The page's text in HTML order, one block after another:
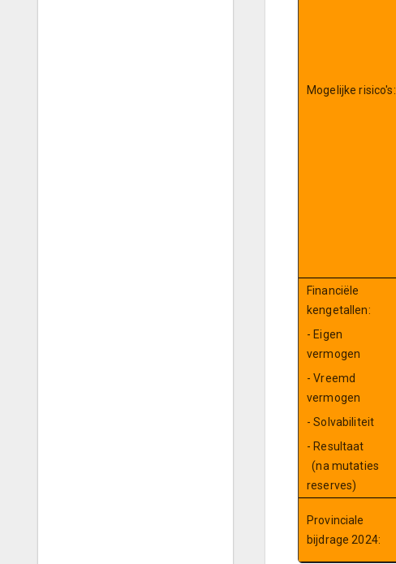
Mogelijke risico's:
Financiële
kengetallen:
- Eigen
vermogen
- Vreemd
vermogen
- Solvabiliteit
- Resultaat
(na mutaties
reserves)
Provinciale
bijdrage 2024: